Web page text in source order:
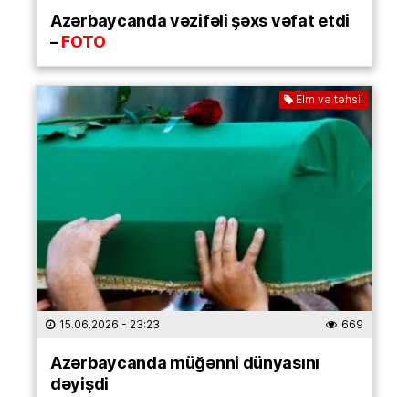
Azərbaycanda vəzifəli şəxs vəfat etdi
–FOTO
Elm və təhsil
15.06.2026 - 23:23 669
Azərbaycanda müğənni dünyasını
dəyişdi